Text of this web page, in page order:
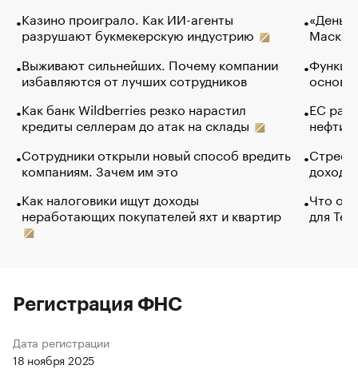
Казино проиграло. Как ИИ-агенты
разрушают букмекерскую индустрию
Выживают сильнейших. Почему компании
избавляются от лучших сотрудников
Как банк Wildberries резко нарастил
кредиты селлерам до атак на склады
Сотрудники открыли новый способ вредить
компаниям. Зачем им это
Как налоговики ищут доходы
неработающих покупателей яхт и квартир
Маск в
основ
ЕС
нефти
Что
для
Регистрация ФНС
Дата регистрации
18 ноября 2025